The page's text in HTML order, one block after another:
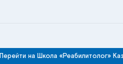
Перейти на Школа «Реабилитолог»